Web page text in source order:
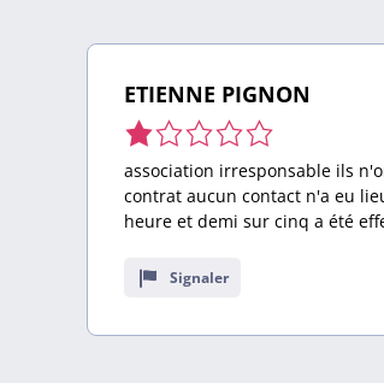
ETIENNE PIGNON
Note
sur
avis
association irresponsable ils
contrat aucun contact n'a eu
heure et demi sur cinq a été
Signaler